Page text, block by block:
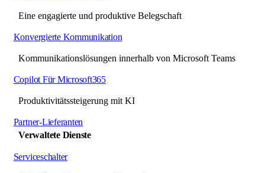
Eine engagierte und produktive Belegschaft
Konvergierte Kommunikation
Kommunikationslösungen innerhalb von Microsoft Teams
Copilot Für Microsoft365
Produktivitätssteigerung mit KI
Partner-Lieferanten
Verwaltete Dienste
Serviceschalter